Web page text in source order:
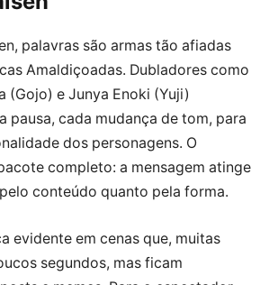
palavras são armas tão afiadas
Amaldiçoadas. Dubladores como
(Gojo) e Junya Enoki (Yuji)
pausa, cada mudança de tom, para
dos personagens. O
completo: a mensagem atinge
conteúdo quanto pela forma.
evidente em cenas que, muitas
segundos, mas ficam